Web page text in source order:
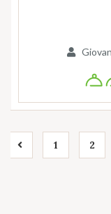
1 2